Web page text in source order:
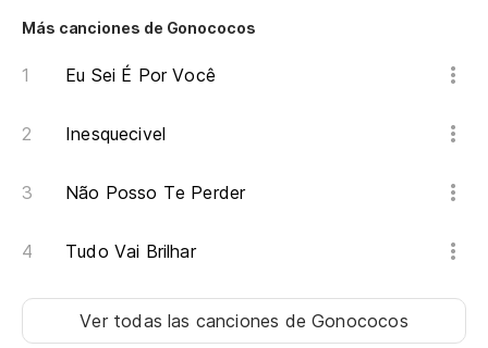
Más canciones de Gonococos
Eu Sei É Por Você
Inesquecivel
Não Posso Te Perder
Tudo Vai Brilhar
Ver todas las canciones de Gonococos